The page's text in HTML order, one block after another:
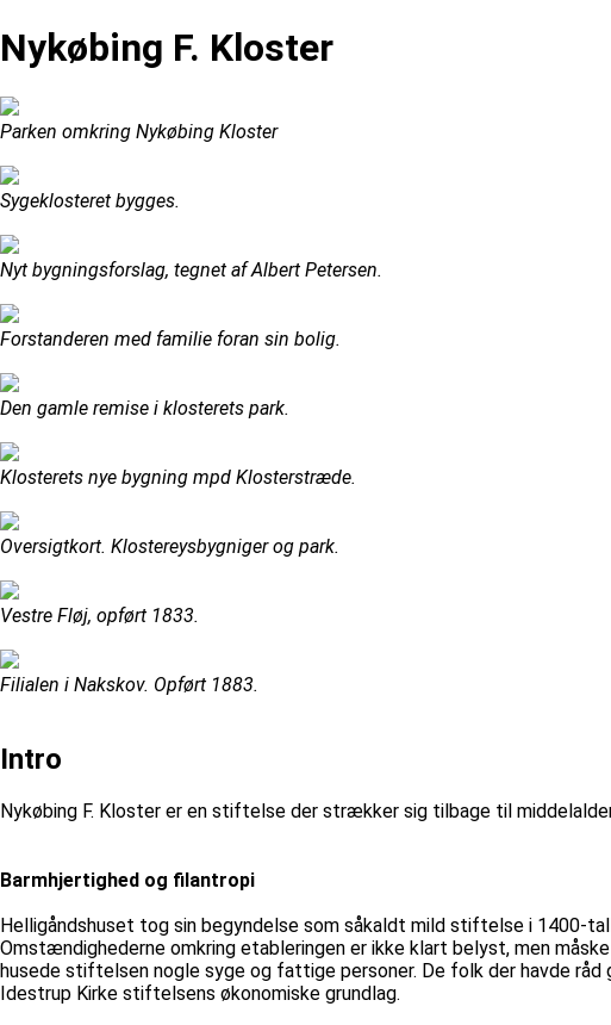
Nykøbing F. Kloster
Parken omkring Nykøbing Kloster
Sygeklosteret bygges.
Nyt bygningsforslag, tegnet af Albert Petersen.
Forstanderen med familie foran sin bolig.
Den gamle remise i klosterets park.
Klosterets nye bygning mpd Klosterstræde.
Oversigtkort. Klostereysbygniger og park.
Vestre Fløj, opført 1833.
Filialen i Nakskov. Opført 1883.
Intro
Nykøbing F. Kloster er en stiftelse der strækker sig tilbage til
Barmhjertighed og filantropi
Helligåndshuset tog sin begyndelse som såkaldt mild stiftelse i 1400-
Omstændighederne omkring etableringen er ikke klart belyst, men
husede stiftelsen nogle syge og fattige personer. De folk der havde
Idestrup Kirke stiftelsens økonomiske grundlag.